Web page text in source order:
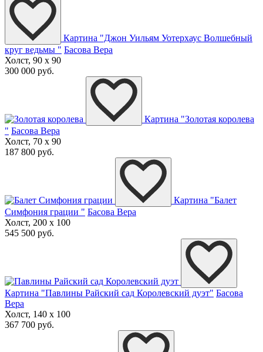
Картина "Джон Уильям Уотерхаус Волшебный
круг ведьмы " Басова Вера
Холст, 90 x 90
300 000 руб.
Картина "Золотая королева
" Басова Вера
Холст, 70 x 90
187 800 руб.
Картина "Балет
Симфония грации " Басова Вера
Холст, 200 x 100
545 500 руб.
Картина "Павлины Райский сад Королевский дуэт" Басова
Вера
Холст, 140 x 100
367 700 руб.